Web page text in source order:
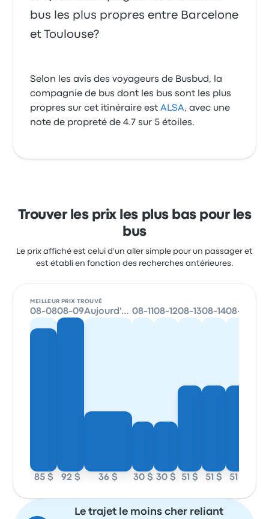
bus les plus propres entre Barcelone
et Toulouse?
Selon les avis des voyageurs de Busbud, la
compagnie de bus dont les bus sont les plus
propres sur cet itinéraire estALSA, avec une
note de propreté de 4.7 sur 5 étoiles.
Trouver les prix les plus bas pour les
bus
Le prix affiché est celui d'un aller simple pour un passager et
est établi en fonction des recherches antérieures.
MEILLEUR PRIX TROUVÉ
08-08
85 $
08-09
92 $
Aujourd'hui
36 $
08-11
30 $
08-12
30 $
08-13
51 $
08-14
51 $
08-15
51 $
Le trajet le moins cher reliant